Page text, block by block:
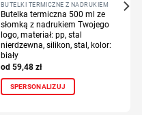
BUTELKI TERMICZNE Z NADRUKIEM
Butelka termiczna 500 ml ze
słomką z nadrukiem Twojego
logo, materiał: pp, stal
nierdzewna, silikon, stal, kolor:
biały
59,48 zł
SPERSONALIZUJ